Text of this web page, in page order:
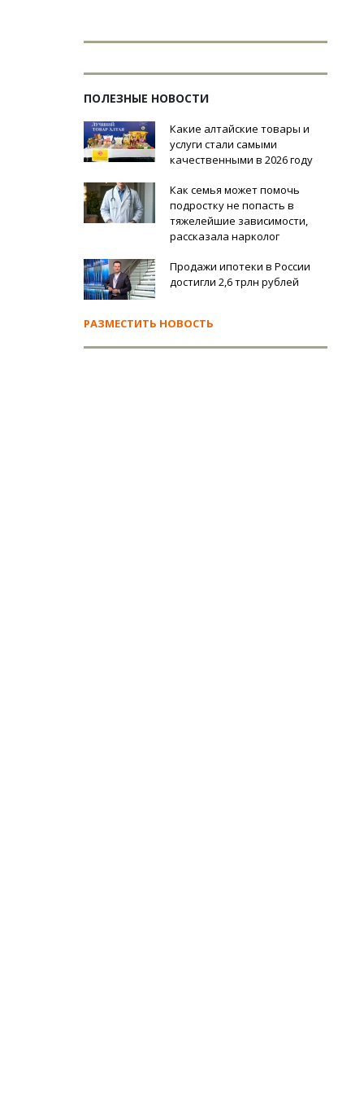
ПОЛЕЗНЫЕ НОВОСТИ
Какие алтайские товары и
услуги стали самыми
качественными в 2026 году
Как семья может помочь
подростку не попасть в
тяжелейшие зависимости,
рассказала нарколог
Продажи ипотеки в России
достигли 2,6 трлн рублей
РАЗМЕСТИТЬ НОВОСТЬ